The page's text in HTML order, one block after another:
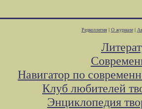
Редколлегия| О журнале|
Навигатор по
Клуб любителей
Энциклопедия